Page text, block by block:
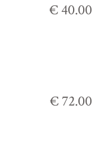
€ 40.00
€ 72.00